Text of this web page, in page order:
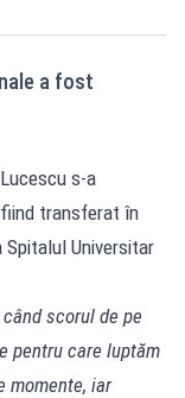
a fost
s-a
transferat în
Universitar
scorul de pe
pentru care luptăm
momente, iar